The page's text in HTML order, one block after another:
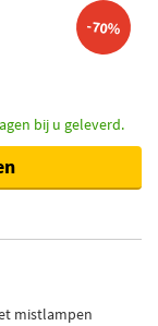
-70%
bij u geleverd.
mistlampen